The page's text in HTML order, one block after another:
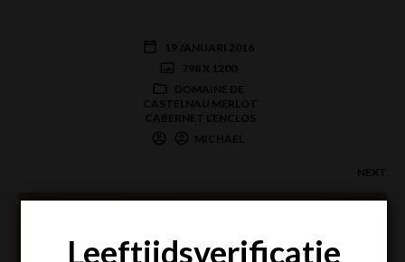
19 JANUARI 2016
798 X 1200
DOMAINE DE
CASTELNAU MERLOT
CABERNET L’ENCLOS
MICHAEL
NEXT
Leeftijdsverificatie